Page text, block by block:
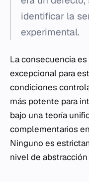
identificar la
experimental.
La consecuencia
excepcional para
condiciones
más potente para
bajo una teoría
complementarios
Ninguno es
nivel de